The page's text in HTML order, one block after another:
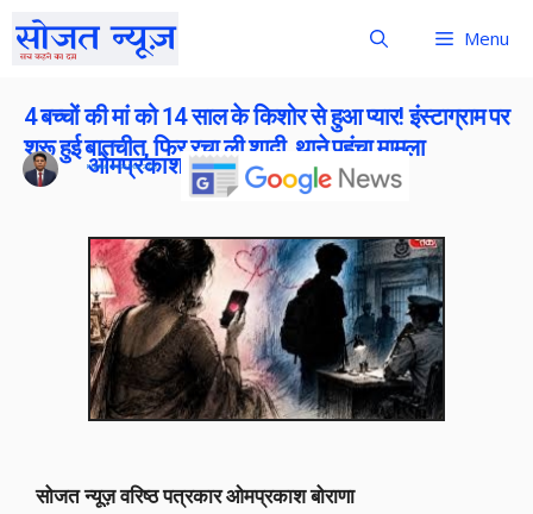
Menu
4 बच्चों की मां को 14 साल के किशोर से हुआ प्यार! इंस्टाग्राम पर
शुरू हुई बातचीत, फिर रचा ली शादी, थाने पहुंचा मामला
ओमप्रकाश बोराना
Publish On:26 May 2026
सोजत न्यूज़ वरिष्ठ पत्रकार ओमप्रकाश बोराणा